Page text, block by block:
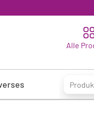
Alle